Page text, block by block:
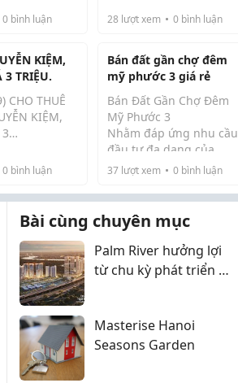
nghiệp lớn
sẽ ...
0 bình luận
cầu Khánh Hội, cầu Kênh
Trường Đại học Nguyễn
Tất Thành...
28 lượt xem 0bình luận
KIỆM,
3 TRIỆU.
CHO THUÊ
KIỆM,
Quân Đội
trường Đại
4, Tài
Đh Gia
0 bình luận
Bán đất gần chợ đêm
mỹ phước 3 giá rẻ
Bán Đất Gần Chợ Đêm
Mỹ Phước 3
Nhằm đáp ứng nhu cầu
đầu tư đa dạng của
khách hàng, Văn phòng
giữ các sản phẩm đất
nền vị trí đẹp nhất khu
vực với thông tin cụ thể
như sau:
Vị trí:...
37lượt xem 0bình luận
Bài cùng chuyên mục
Palm River hưởng lợi
từ chu kỳ phát triển hạ
Masterise Hanoi
Seasons Garden